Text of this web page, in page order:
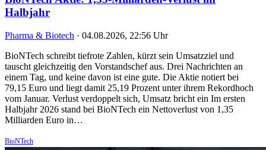
Halbjahr
Pharma & Biotech · 04.08.2026, 22:56 Uhr
BioNTech schreibt tiefrote Zahlen, kürzt sein Umsatzziel und
tauscht gleichzeitig den Vorstandschef aus. Drei Nachrichten an
einem Tag, und keine davon ist eine gute. Die Aktie notiert bei
79,15 Euro und liegt damit 25,19 Prozent unter ihrem Rekordhoch
vom Januar. Verlust verdoppelt sich, Umsatz bricht ein Im ersten
Halbjahr 2026 stand bei BioNTech ein Nettoverlust von 1,35
Milliarden Euro in…
BioNTech